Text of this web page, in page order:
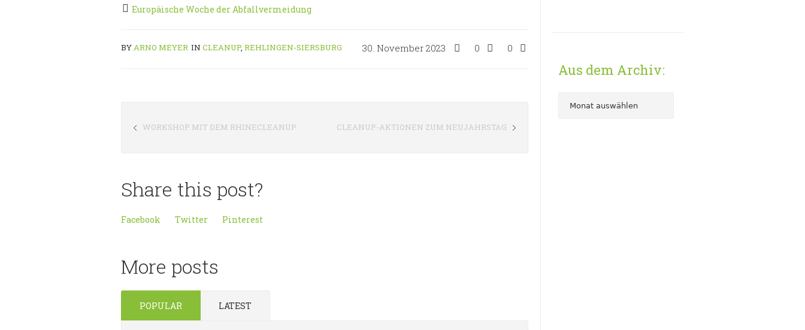
Europäische Woche der Abfallvermeidung
30. November 2023 0 0
BYARNO MEYER IN CLEANUP, REHLINGEN-SIERSBURG
CLEANUP-AKTIONEN ZUM NEUJAHRSTAG
WORKSHOP MIT DEM RHINECLEANUP
Share this post?
Facebook Twitter Pinterest
More posts
POPULAR LATEST
Aus dem Archiv: